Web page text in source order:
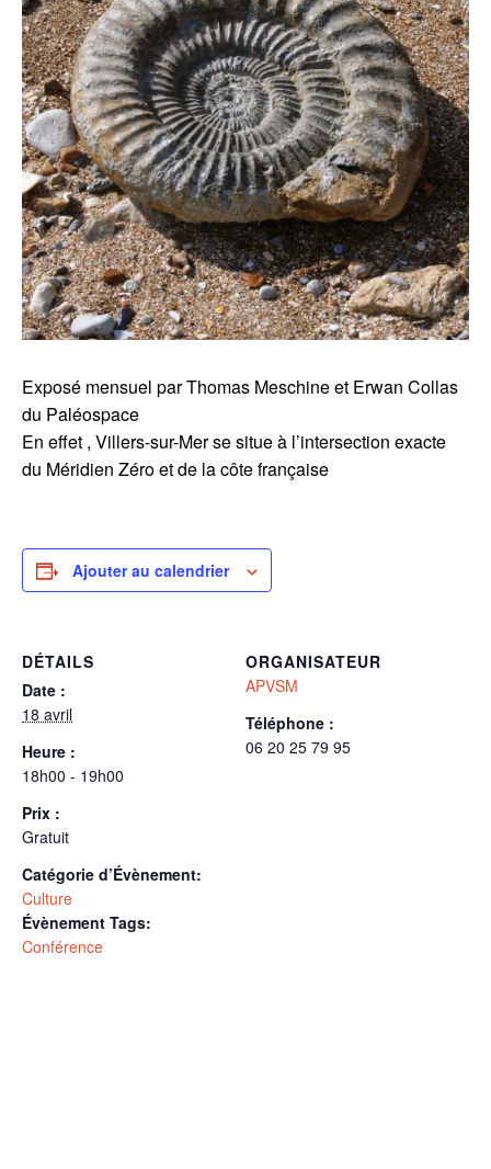
Exposé mensuel par Thomas Meschine et Erwan Collas
du Paléospace
En effet , Villers-sur-Mer se situe à l’intersection exacte
du Méridien Zéro et de la côte française
Ajouter au calendrier
DÉTAILS
Date :
18 avril
Heure :
18h00 - 19h00
Prix :
Gratuit
Catégorie d’Évènement:
Culture
Évènement Tags:
Conférence
ORGANISATEUR
APVSM
Téléphone :
06 20 25 79 95